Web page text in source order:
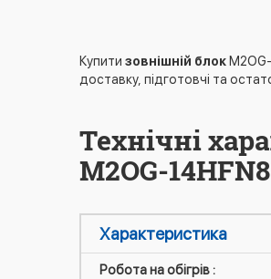
Купити зовнішній блок
доставку, підготовчі та
Технічні
M2OG-
Характеристика
Робота на обігрів :